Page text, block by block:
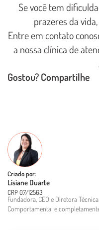
Se você tem
prazeres da
Entre em contato
a nossa clínica de
Gostou? Compartilhe
Criado por:
Lisiane Duarte
CRP 07/12563
Fundadora, CEO e Diretora
Comportamental e